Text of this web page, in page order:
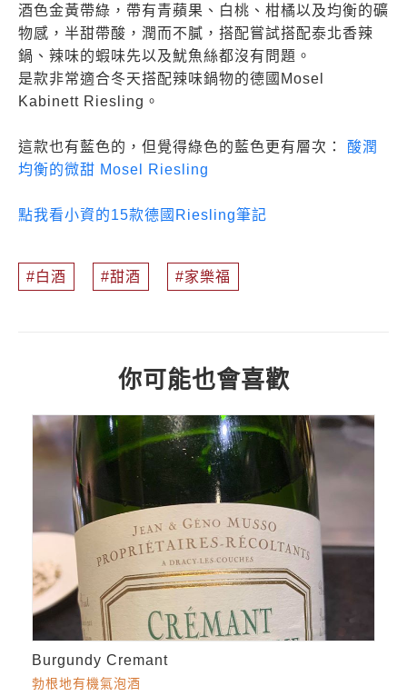
酒色金黃帶綠，帶有青蘋果、白桃、柑橘以及均衡的礦
物感，半甜帶酸，潤而不膩，搭配嘗試搭配泰北香辣
鍋、辣味的蝦味先以及魷魚絲都沒有問題。
是款非常適合冬天搭配辣味鍋物的德國Mosel
Kabinett Riesling。
這款也有藍色的，但覺得綠色的藍色更有層次： 酸潤
均衡的微甜 Mosel Riesling
點我看小資的15款德國Riesling筆記
白酒 甜酒 家樂福
你可能也會喜歡
Burgundy Cremant
勃根地有機氣泡酒